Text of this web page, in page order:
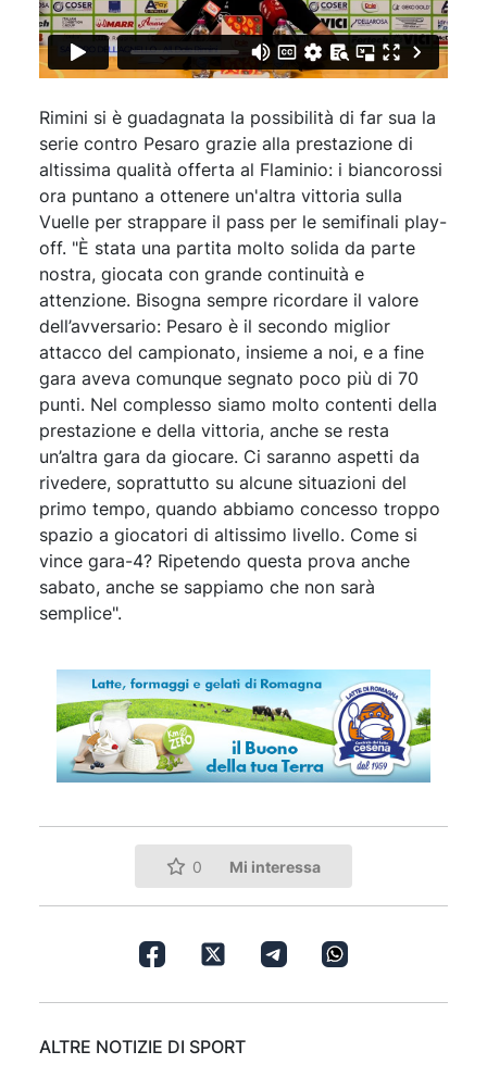
Rimini si è guadagnata la possibilità di far sua la
serie contro Pesaro grazie alla prestazione di
altissima qualità offerta al Flaminio: i biancorossi
ora puntano a ottenere un'altra vittoria sulla
Vuelle per strappare il pass per le semifinali play-
off. "È stata una partita molto solida da parte
nostra, giocata con grande continuità e
attenzione. Bisogna sempre ricordare il valore
dell’avversario: Pesaro è il secondo miglior
attacco del campionato, insieme a noi, e a fine
gara aveva comunque segnato poco più di 70
punti. Nel complesso siamo molto contenti della
prestazione e della vittoria, anche se resta
un’altra gara da giocare. Ci saranno aspetti da
rivedere, soprattutto su alcune situazioni del
primo tempo, quando abbiamo concesso troppo
spazio a giocatori di altissimo livello. Come si
vince gara-4? Ripetendo questa prova anche
sabato, anche se sappiamo che non sarà
semplice".
0 Mi interessa
ALTRE NOTIZIE DI SPORT